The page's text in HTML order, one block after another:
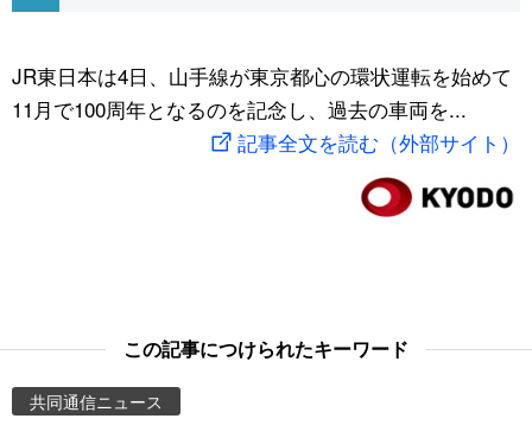
文化
動画/Live
スポーツ・東京2020
JR東日本は4日、山手線が東京都心の環状運転を始めて
11月で100周年となるのを記念し、過去の車両を...
記事全文を読む（外部サイト）
この記事につけられたキーワード
共同通信ニュース